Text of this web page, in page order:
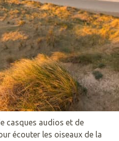
casques audios et de
écouter les oiseaux de la